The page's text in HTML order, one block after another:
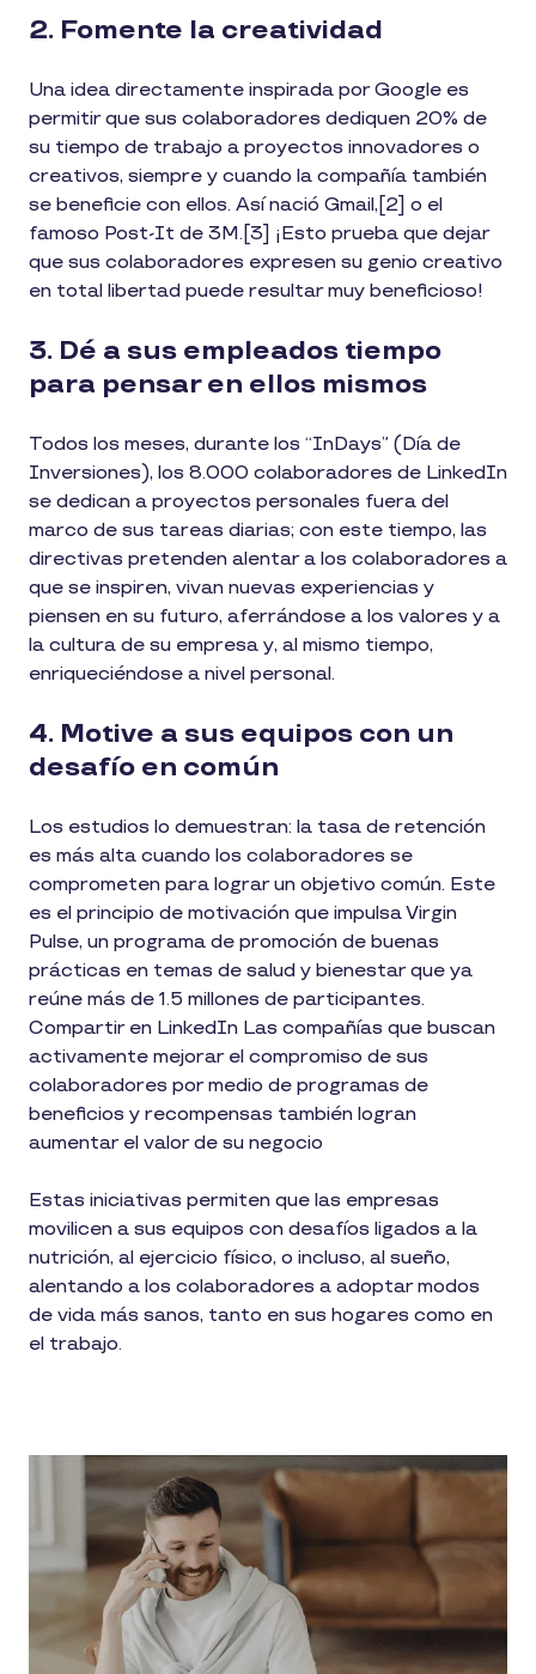
2. Fomente la creatividad
Una idea directamente inspirada por Google es
permitir que sus colaboradores dediquen 20% de
su tiempo de trabajo a proyectos innovadores o
creativos, siempre y cuando la compañía también
se beneficie con ellos. Así nació Gmail,[2] o el
famoso Post-It de 3M.[3] ¡Esto prueba que dejar
que sus colaboradores expresen su genio creativo
en total libertad puede resultar muy beneficioso!
3. Dé a sus empleados tiempo
para pensar en ellos mismos
Todos los meses, durante los “InDays” (Día de
Inversiones), los 8.000 colaboradores de LinkedIn
se dedican a proyectos personales fuera del
marco de sus tareas diarias; con este tiempo, las
directivas pretenden alentar a los colaboradores a
que se inspiren, vivan nuevas experiencias y
piensen en su futuro, aferrándose a los valores y a
la cultura de su empresa y, al mismo tiempo,
enriqueciéndose a nivel personal.
4. Motive a sus equipos con un
desafío en común
Los estudios lo demuestran: la tasa de retención
es más alta cuando los colaboradores se
comprometen para lograr un objetivo común. Este
es el principio de motivación que impulsa Virgin
Pulse, un programa de promoción de buenas
prácticas en temas de salud y bienestar que ya
reúne más de 1.5 millones de participantes.
Compartir en LinkedIn Las compañías que buscan
activamente mejorar el compromiso de sus
colaboradores por medio de programas de
beneficios y recompensas también logran
aumentar el valor de su negocio
Estas iniciativas permiten que las empresas
movilicen a sus equipos con desafíos ligados a la
nutrición, al ejercicio físico, o incluso, al sueño,
alentando a los colaboradores a adoptar modos
de vida más sanos, tanto en sus hogares como en
el trabajo.